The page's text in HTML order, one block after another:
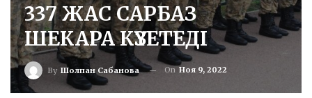
337 ЖАС САРБАЗ
ШЕКАРА КҮЗЕТЕДІ
By Шолпан Сабанова On Ноя 9, 2022